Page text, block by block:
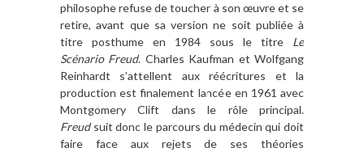
philosophe refuse de toucher à son œuvre et se
retire, avant que sa version ne soit publiée à
titre posthume en 1984 sous le titre Le
Scénario Freud. Charles Kaufman et Wolfgang
Reinhardt s’attellent aux réécritures et la
production est finalement lancée en 1961 avec
Montgomery Clift dans le rôle principal.
Freudsuit donc le parcours du médecin qui doit
faire face aux rejets de ses théories